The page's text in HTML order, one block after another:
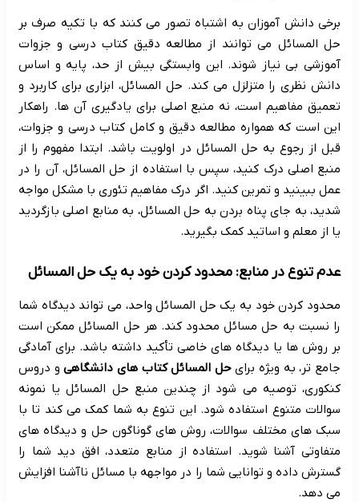
برخی دانش آموزان به اشتباه تصور می کنند که با تکیه صرف بر
حل المسائل می توانند از مطالعه دقیق کتاب درسی و جزوات
آموزشی بی نیاز شوند. این وابستگی بیش از حد، پایه و اساس
دانش نظری را متزلزل می کند. حل المسائل، ابزاری برای کاربرد و
تعمیق مفاهیم است، نه منبع اصلی برای یادگیری آن ها. راهکار
این است که همواره مطالعه دقیق و کامل کتاب درسی و جزوات،
قبل از رجوع به حل المسائل در اولویت باشد. ابتدا مفهوم را از
منبع اصلی درک کنید، سپس با استفاده از حل المسائل، آن را در
عمل ببینید و تمرین کنید. اگر درک مفاهیم تئوری با مشکل مواجه
شدید، به جای پناه بردن به حل المسائل، به منابع اصلی بازگردید
یا از معلم و اساتید کمک بگیرید.
عدم تنوع در منابع: محدود کردن خود به یک حل المسائل
محدود کردن خود به یک حل المسائل واحد، می تواند دیدگاه شما
را نسبت به حل مسائل محدود کند. هر حل المسائل ممکن است
بر روش ها یا دیدگاه های خاصی تأکید داشته باشد. برای آمادگی
جامع تر، به ویژه برایحل المسائل کتاب های دانشگاهیو دروس
کنکوری، توصیه می شود از چندین منبع حل المسائل یا نمونه
سوالات متنوع استفاده شود. این تنوع به شما کمک می کند تا با
سبک های مختلف سوالات، روش های گوناگون حل و دیدگاه های
متفاوتی آشنا شوید. استفاده از منابع متعدد، افق دید شما را
گسترش داده و توانایی شما را در مواجهه با مسائل ناآشنا افزایش
می دهد.